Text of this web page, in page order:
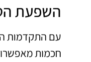
השפעת
עם התקדמות
חכמות